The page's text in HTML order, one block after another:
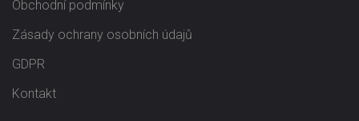
Obchodní podmínky
Zásady ochrany osobních údajů
GDPR
Kontakt